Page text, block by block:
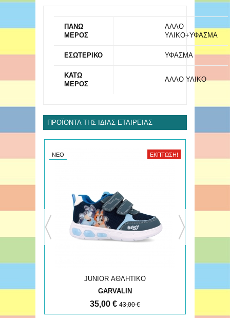
ΠΑΝΩ
ΜΕΡΟΣ
ΑΛΛΟ
ΥΛΙΚΟ+ΥΦΑΣΜΑ
ΕΣΩΤΕΡΙΚΟ ΥΦΑΣΜΑ
ΚΑΤΩ
ΜΕΡΟΣ
ΑΛΛΟ ΥΛΙΚΟ
ΠΡΟΪΌΝΤΑ ΤΗΣ ΊΔΙΑΣ ΕΤΑΙΡΕΊΑΣ
ΈΚΠΤΩΣΗ!
ΝΈΟ
JUNIOR ΑΘΛΗΤΙΚΟ
GARVALIN
35,00 € 43,00 €